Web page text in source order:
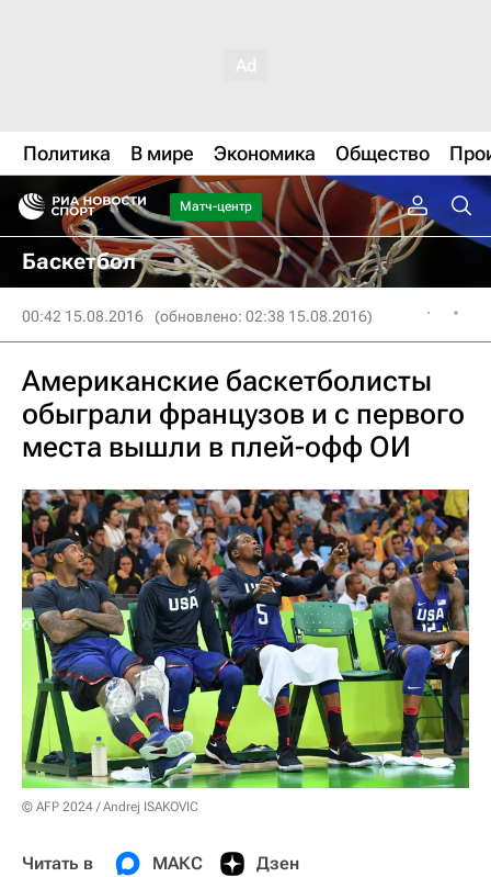
Политика В мире Экономика Общество
Матч-центр
Баскетбол
00:42 15.08.2016 (обновлено: 02:38 15.08.2016)
Американские баскетболисты
обыграли французов и с первого
места вышли в плей-офф ОИ
© AFP 2024 / Andrej ISAKOVIC
Читать в МАКС Дзен